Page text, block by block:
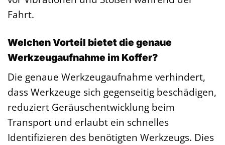
Fahrt.
Welchen Vorteil bietet die genaue
Werkzeugaufnahme im Koffer?
Die genaue Werkzeugaufnahme verhindert,
dass Werkzeuge sich gegenseitig beschädigen,
reduziert Geräuschentwicklung beim
Transport und erlaubt ein schnelles
Identifizieren des benötigten Werkzeugs. Dies